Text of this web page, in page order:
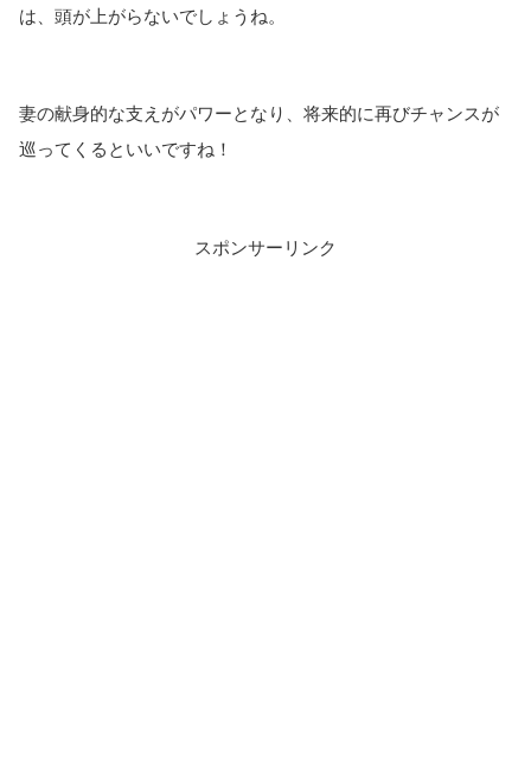
は、頭が上がらないでしょうね。
妻の献身的な支えがパワーとなり、将来的に再びチャンスが
巡ってくるといいですね！
スポンサーリンク